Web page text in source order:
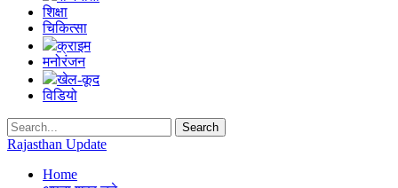
शिक्षा
चिकित्सा
क्राइम
मनोरंजन
खेल-कूद
विडियो
Rajasthan Update
Home